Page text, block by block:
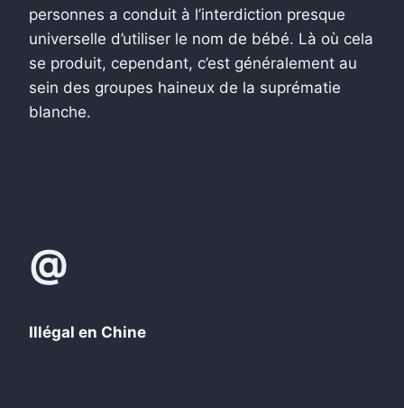
personnes a conduit à l’interdiction presque
universelle d’utiliser le nom de bébé. Là où cela
se produit, cependant, c’est généralement au
sein des groupes haineux de la suprématie
blanche.
@
Illégal en Chine